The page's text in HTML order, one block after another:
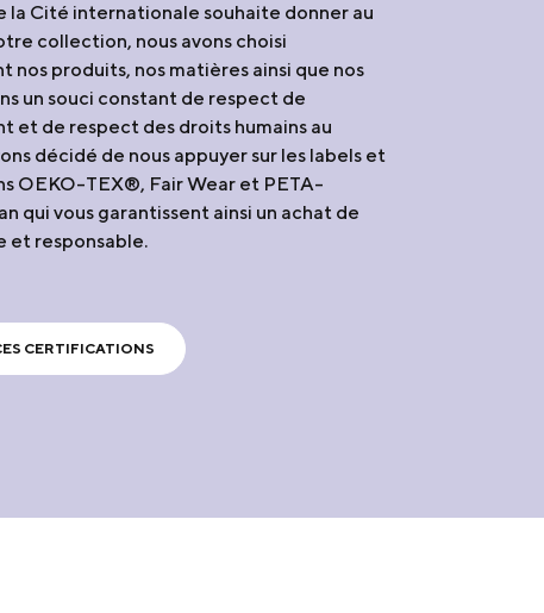
la Cité internationale souhaite donner au
collection, nous avons choisi
nos produits, nos matières ainsi que nos
un souci constant de respect de
et de respect des droits humains au
décidé de nous appuyer sur les labels et
OEKO-TEX®, Fair Wear et PETA-
qui vous garantissent ainsi un achat de
et responsable.
CERTIFICATIONS